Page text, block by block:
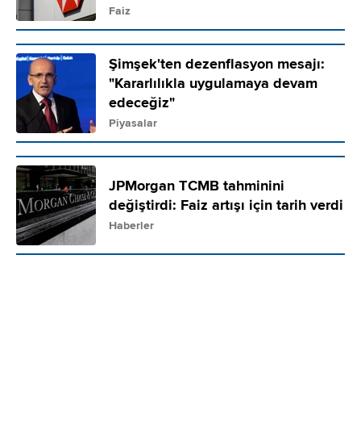
Faiz
Şimşek'ten dezenflasyon mesajı:
"Kararlılıkla uygulamaya devam
edeceğiz"
Piyasalar
JPMorgan TCMB tahminini
değiştirdi: Faiz artışı için tarih verdi
Haberler